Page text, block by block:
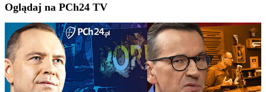
Oglądaj na PCh24 TV